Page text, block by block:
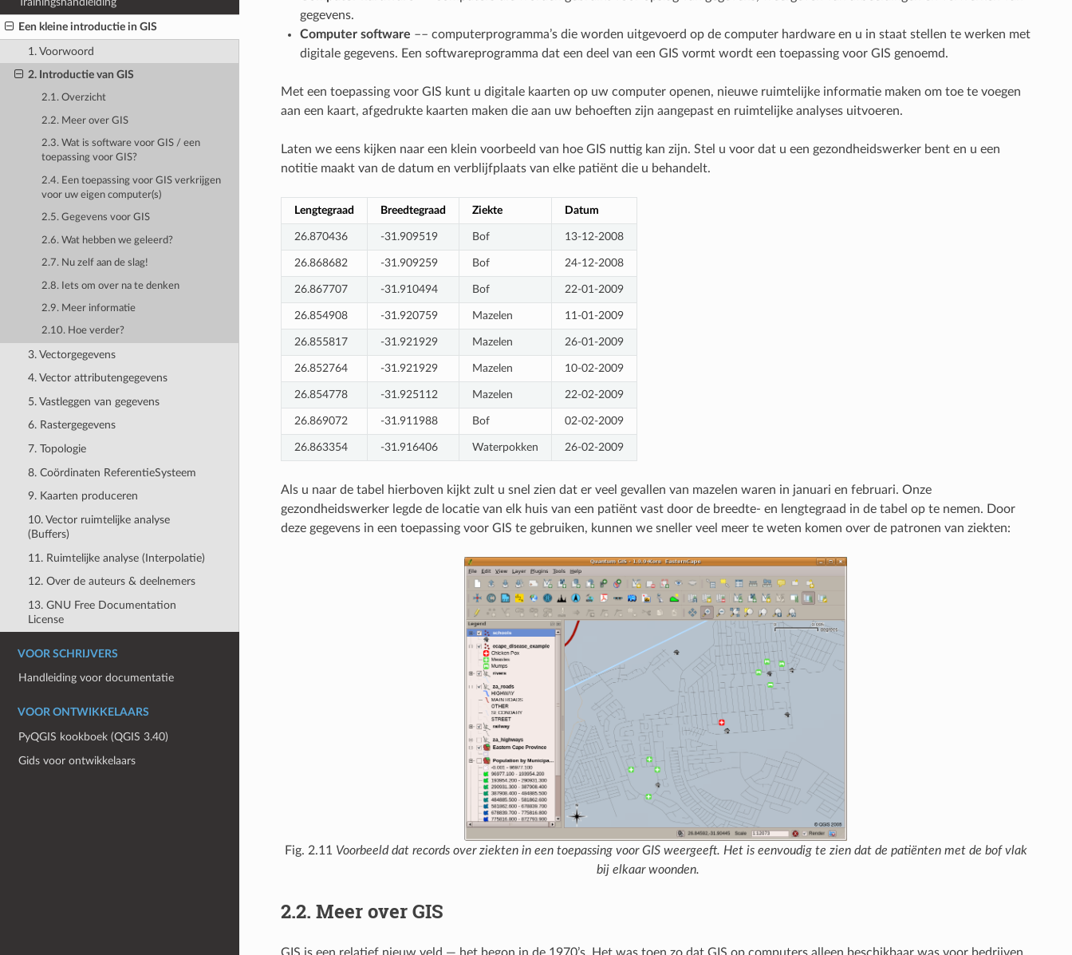
Een kleine introductie in GIS
1. Voorwoord
2. Introductie van GIS
2.1. Overzicht
2.2. Meer over GIS
2.3. Wat is software voor GIS / een
toepassing voor GIS?
2.4. Een toepassing voor GIS verkrijgen
voor uw eigen computer(s)
2.5. Gegevens voor GIS
2.6. Wat hebben we geleerd?
2.7. Nu zelf aan de slag!
2.8. Iets om over na te denken
2.9. Meer informatie
2.10. Hoe verder?
3. Vectorgegevens
4. Vector attributengegevens
5. Vastleggen van gegevens
6. Rastergegevens
7. Topologie
8. Coördinaten ReferentieSysteem
9. Kaarten produceren
10. Vector ruimtelijke analyse
(Buffers)
11. Ruimtelijke analyse (Interpolatie)
12. Over de auteurs & deelnemers
13. GNU Free Documentation
License
VOOR SCHRIJVERS
Handleiding voor documentatie
VOOR ONTWIKKELAARS
PyQGIS kookboek (QGIS 3.40)
Gids voor ontwikkelaars
gegevens.
Computer software –– computerprogramma’s die worden uitgevoerd op de computer hardware en u in staat stellen te werken met
digitale gegevens. Een softwareprogramma dat een deel van een GIS vormt wordt een toepassing voor GIS genoemd.
Met een toepassing voor GIS kunt u digitale kaarten op uw computer openen, nieuwe ruimtelijke informatie maken om toe te voegen
aan een kaart, afgedrukte kaarten maken die aan uw behoeften zijn aangepast en ruimtelijke analyses uitvoeren.
Laten we eens kijken naar een klein voorbeeld van hoe GIS nuttig kan zijn. Stel u voor dat u een gezondheidswerker bent en u een
notitie maakt van de datum en verblijfplaats van elke patiënt die u behandelt.
Lengtegraad Breedtegraad Ziekte Datum
26.870436 -31.909519 Bof 13-12-2008
26.868682 -31.909259 Bof 24-12-2008
26.867707 -31.910494 Bof 22-01-2009
26.854908 -31.920759 Mazelen 11-01-2009
26.855817 -31.921929 Mazelen 26-01-2009
26.852764 -31.921929 Mazelen 10-02-2009
26.854778 -31.925112 Mazelen 22-02-2009
26.869072 -31.911988 Bof 02-02-2009
26.863354 -31.916406 Waterpokken 26-02-2009
Als u naar de tabel hierboven kijkt zult u snel zien dat er veel gevallen van mazelen waren in januari en februari. Onze
gezondheidswerker legde de locatie van elk huis van een patiënt vast door de breedte- en lengtegraad in de tabel op te nemen. Door
deze gegevens in een toepassing voor GIS te gebruiken, kunnen we sneller veel meer te weten komen over de patronen van ziekten:
Fig. 2.11 Voorbeeld dat records over ziekten in een toepassing voor GIS weergeeft. Het is eenvoudig te zien dat de patiënten met de bof vlak
bij elkaar woonden.
2.2. Meer over GIS